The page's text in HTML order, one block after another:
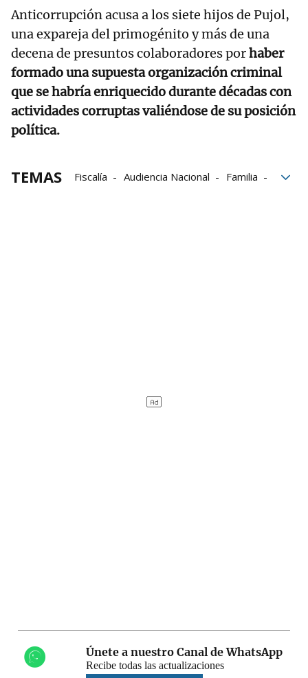
Anticorrupción acusa a los siete hijos de Pujol,
una expareja del primogénito y más de una
decena de presuntos colaboradores porhaber
formado una supuesta organización criminal
que se habría enriquecido durante décadas con
actividades corruptas valiéndose de su posición
política.
TEMAS Fiscalía Audiencia Nacional
Familia
Únete a nuestro Canal de WhatsApp
Recibe todas las actualizaciones